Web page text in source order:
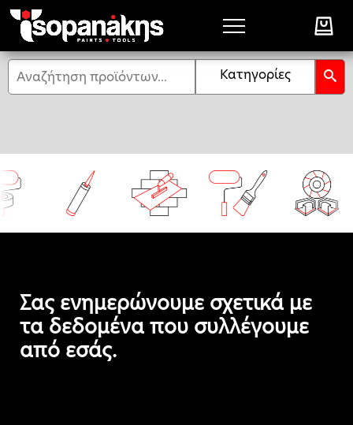
Αναζήτηση Κατηγορίες
Σας ενημερώνουμε σχετικά με
τα δεδομένα που συλλέγουμε
από εσάς.